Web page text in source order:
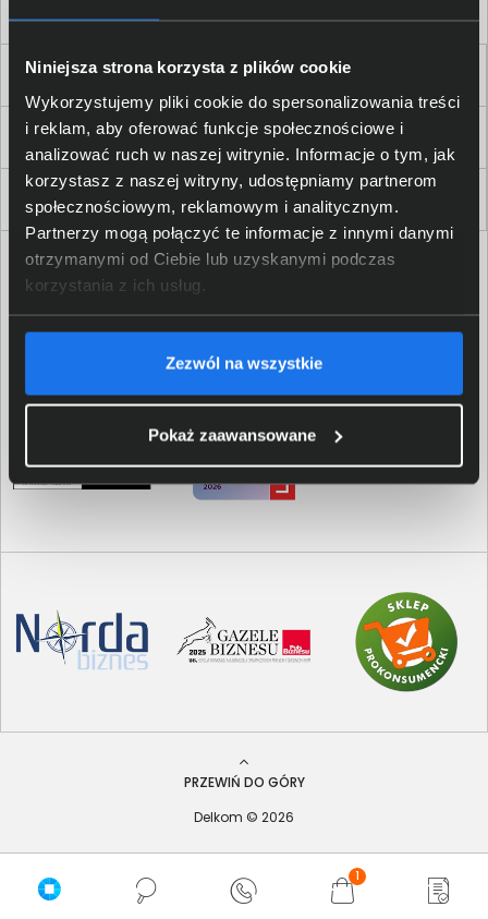
Niniejsza strona korzysta z plików cookie
Wykorzystujemy pliki cookie do spersonalizowania treści
i reklam, aby oferować funkcje społecznościowe i
analizować ruch w naszej witrynie. Informacje o tym, jak
korzystasz z naszej witryny, udostępniamy partnerom
społecznościowym, reklamowym i analitycznym.
Partnerzy mogą połączyć te informacje z innymi danymi
otrzymanymi od Ciebie lub uzyskanymi podczas
korzystania z ich usług.
Zezwól na wszystkie
Pokaż zaawansowane
1
Dla Firm i Instytucji
Zakupy
Delkom 2000
PRZEWIŃ DO GÓRY
Delkom © 2026